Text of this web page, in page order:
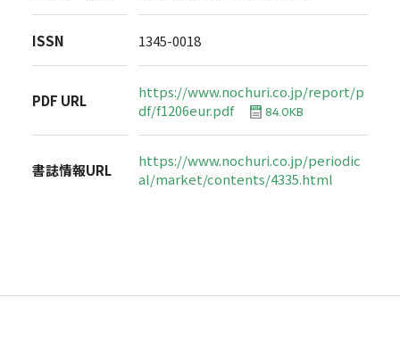
ISSN 1345-0018
PDF URL
https://www.nochuri.co.jp/report/p
df/f1206eur.pdf
84.0KB
書誌情報URL
https://www.nochuri.co.jp/periodic
al/market/contents/4335.html